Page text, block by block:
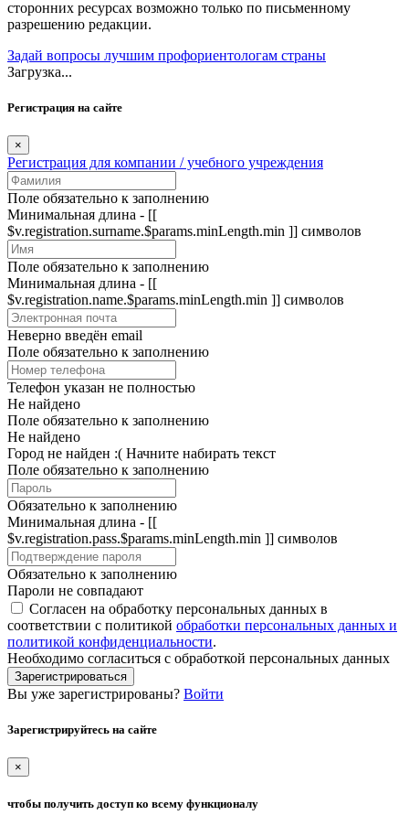
сторонних ресурсах возможно только по письменному
разрешению редакции.
Задай вопросы лучшим профориентологам страны
Загрузка...
Регистрация на сайте
×
Регистрация для компании / учебного учреждения
Поле обязательно к заполнению
Минимальная длина - [[
$v.registration.surname.$params.minLength.min ]] символов
Поле обязательно к заполнению
Минимальная длина - [[
$v.registration.name.$params.minLength.min ]] символов
Неверно введён email
Поле обязательно к заполнению
Телефон указан не полностью
Не найдено
Поле обязательно к заполнению
Не найдено
Город не найден :( Начните набирать текст
Поле обязательно к заполнению
Обязательно к заполнению
Минимальная длина - [[
$v.registration.pass.$params.minLength.min ]] символов
Обязательно к заполнению
Пароли не совпадают
Согласен на обработку персональных данных в
соответствии с политикой обработки персональных данных и
политикой конфиденциальности.
Необходимо согласиться с обработкой персональных данных
Зарегистрироваться
Вы уже зарегистрированы? Войти
Зарегистрируйтесь на сайте
×
чтобы получить доступ ко всему функционалу